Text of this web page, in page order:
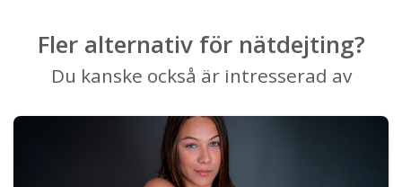
Fler alternativ för nätdejting?
Du kanske också är intresserad av